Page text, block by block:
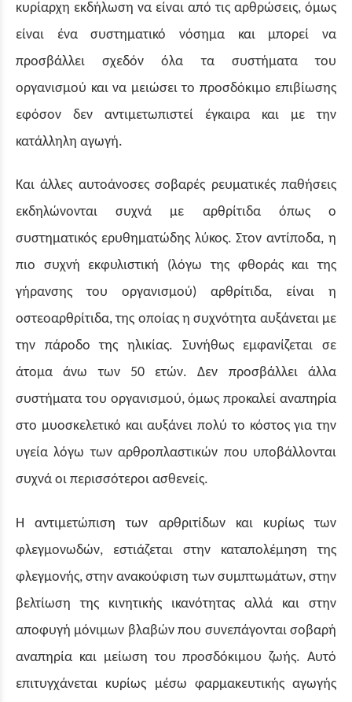
κυρίαρχη εκδήλωση να είναι από τις αρθρώσεις, όμως
είναι ένα συστηματικό νόσημα και μπορεί να
προσβάλλει σχεδόν όλα τα συστήματα του
οργανισμού και να μειώσει το προσδόκιμο επιβίωσης
εφόσον δεν αντιμετωπιστεί έγκαιρα και με την
κατάλληλη αγωγή.
Και άλλες αυτοάνοσες σοβαρές ρευματικές παθήσεις
εκδηλώνονται συχνά με αρθρίτιδα όπως ο
συστηματικός ερυθηματώδης λύκος. Στον αντίποδα, η
πιο συχνή εκφυλιστική (λόγω της φθοράς και της
γήρανσης του οργανισμού) αρθρίτιδα, είναι η
οστεοαρθρίτιδα, της οποίας η συχνότητα αυξάνεται με
την πάροδο της ηλικίας. Συνήθως εμφανίζεται σε
άτομα άνω των 50 ετών. Δεν προσβάλλει άλλα
συστήματα του οργανισμού, όμως προκαλεί αναπηρία
στο μυοσκελετικό και αυξάνει πολύ το κόστος για την
υγεία λόγω των αρθροπλαστικών που υποβάλλονται
συχνά οι περισσότεροι ασθενείς.
Η αντιμετώπιση των αρθριτίδων και κυρίως των
φλεγμονωδών, εστιάζεται στην καταπολέμηση της
φλεγμονής, στην ανακούφιση των συμπτωμάτων, στην
βελτίωση της κινητικής ικανότητας αλλά και στην
αποφυγή μόνιμων βλαβών που συνεπάγονται σοβαρή
αναπηρία και μείωση του προσδόκιμου ζωής. Αυτό
επιτυγχάνεται κυρίως μέσω φαρμακευτικής αγωγής